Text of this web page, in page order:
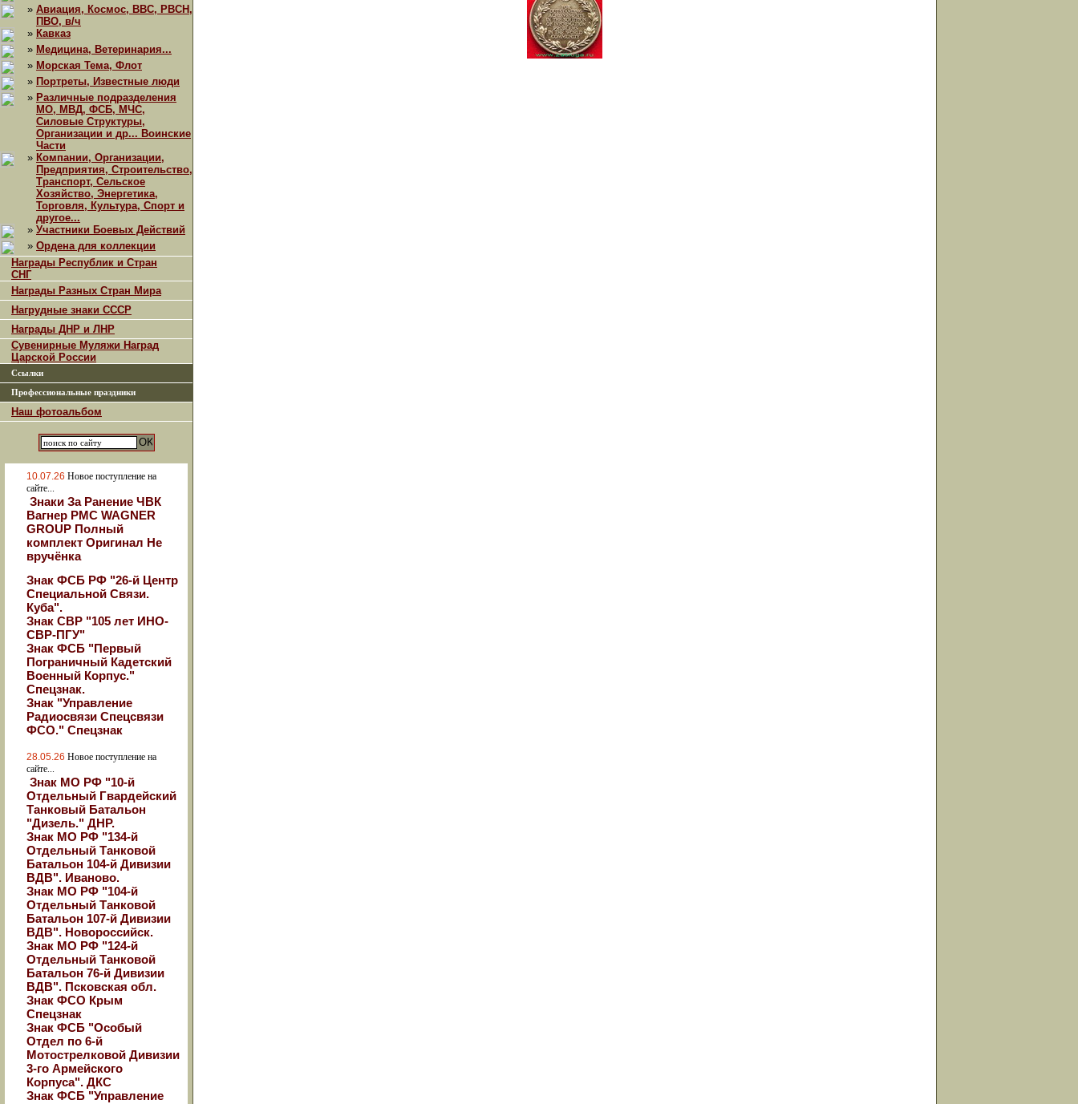
» Авиация, Космос, ВВС, РВСН,
ПВО, в/ч
» Кавказ
» Медицина, Ветеринария...
» Морская Тема, Флот
» Портреты, Известные люди
» Различные подразделения
МО, МВД, ФСБ, МЧС,
Силовые Структуры,
Организации и др... Воинские
Части
» Компании, Организации,
Предприятия, Строительство,
Транспорт, Сельское
Хозяйство, Энергетика,
Торговля, Культура, Спорт и
другое...
» Участники Боевых Действий
» Ордена для коллекции
Награды Республик и Стран
СНГ
Награды Разных Стран Мира
Нагрудные знаки СССР
Награды ДНР и ЛНР
Сувенирные Муляжи Наград
Царской России
Ссылки
Профессиональные праздники
Наш фотоальбом
10.07.26 Новое поступление на
сайте...
Знаки За Ранение ЧВК
Вагнер РМС WAGNER
GROUP Полный
комплект Оригинал Не
вручёнка
Знак ФСБ РФ "26-й Центр
Специальной Связи.
Куба".
Знак СВР "105 лет ИНО-
СВР-ПГУ"
Знак ФСБ "Первый
Пограничный Кадетский
Военный Корпус."
Спецзнак.
Знак "Управление
Радиосвязи Спецсвязи
ФСО." Спецзнак
28.05.26 Новое поступление на
сайте...
Знак МО РФ "10-й
Отдельный Гвардейский
Танковый Батальон
"Дизель." ДНР.
Знак МО РФ "134-й
Отдельный Танковой
Батальон 104-й Дивизии
ВДВ". Иваново.
Знак МО РФ "104-й
Отдельный Танковой
Батальон 107-й Дивизии
ВДВ". Новороссийск.
Знак МО РФ "124-й
Отдельный Танковой
Батальон 76-й Дивизии
ВДВ". Псковская обл.
Знак ФСО Крым
Спецзнак
Знак ФСБ "Особый
Отдел по 6-й
Мотострелковой Дивизии
3-го Армейского
Корпуса". ДКС
Знак ФСБ "Управление